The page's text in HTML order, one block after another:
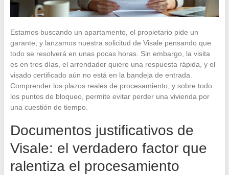
Estamos buscando un apartamento, el propietario pide un
garante, y lanzamos nuestra solicitud de Visale pensando que
todo se resolverá en unas pocas horas. Sin embargo, la visita
es en tres días, el arrendador quiere una respuesta rápida, y el
visado certificado aún no está en la bandeja de entrada.
Comprender los plazos reales de procesamiento, y sobre todo
los puntos de bloqueo, permite evitar perder una vivienda por
una cuestión de tiempo.
Documentos justificativos de
Visale: el verdadero factor que
ralentiza el procesamiento